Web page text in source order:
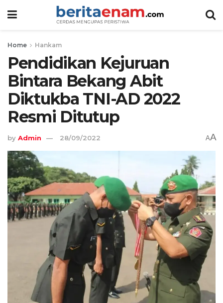
Home Hankam
Pendidikan Kejuruan
Bintara Bekang Abit
Diktukba TNI-AD 2022
Resmi Ditutup
by Admin 28/09/2022 AA